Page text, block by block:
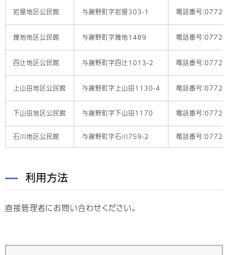
岩屋地区公民館 与謝野町字岩屋303-1 電話番号：
幾地地区公民館 与謝野町字幾地1489 電話番号：
四辻地区公民館 与謝野町字四辻1013-2 電話番号：
上山田地区公民館 与謝野町字上山田1130-4 電話番号：
下山田地区公民館 与謝野町字下山田1170 電話番号：
石川地区公民館 与謝野町字石川759-2 電話番号：
利用方法
直接管理者にお問い合わせください。